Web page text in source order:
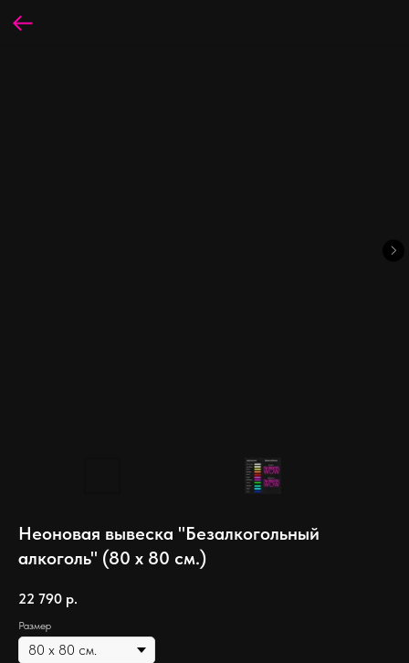
Неоновая вывеска "Безалкогольный
алкоголь" (80 х 80 см.)
22 790 р.
Размер